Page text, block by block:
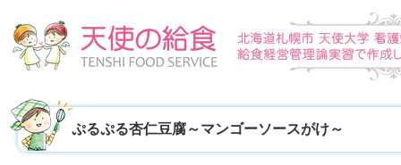
ぷるぷる杏仁豆腐～マンゴーソースがけ～